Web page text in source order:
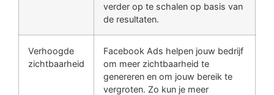
verder op te schalen op basis van
de resultaten.
Verhoogde
zichtbaarheid
Facebook Ads helpen jouw bedrijf
om meer zichtbaarheid te
genereren en om jouw bereik te
vergroten. Zo kun je meer